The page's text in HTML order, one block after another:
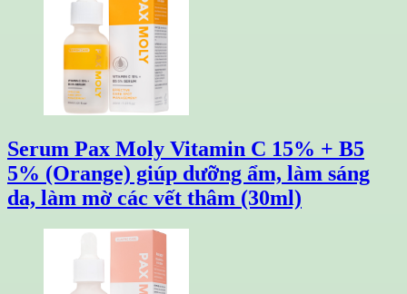
Serum Pax Moly Vitamin C 15% + B5
5% (Orange) giúp dưỡng ẩm, làm sáng
da, làm mờ các vết thâm (30ml)